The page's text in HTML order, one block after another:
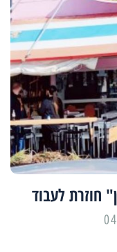
חוזרת לעבוד